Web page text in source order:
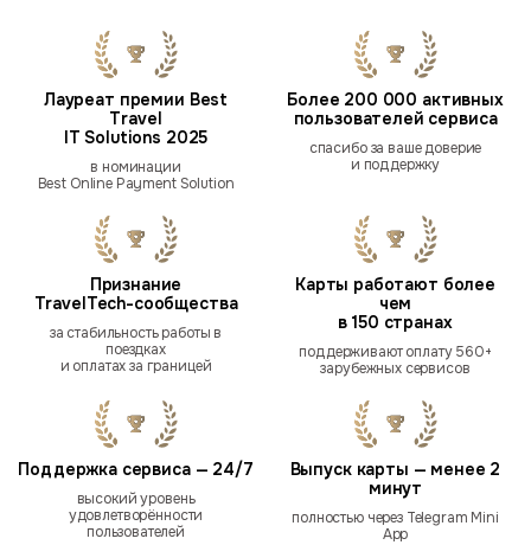
Лауреат премии Best
Travel
IT Solutions 2025
в номинации
Best Online Payment Solution
Более 200 000 активных
пользователей сервиса
спасибо за ваше доверие
и поддержку
Признание
TravelTech-сообщества
за стабильность работы в
поездках
и оплатах за границей
Карты работают более
чем
в 150 странах
поддерживают оплату 560+
зарубежных сервисов
Поддержка сервиса — 24/7
высокий уровень
удовлетворённости
пользователей
Выпуск карты — менее 2
минут
полностью через Telegram Mini
App